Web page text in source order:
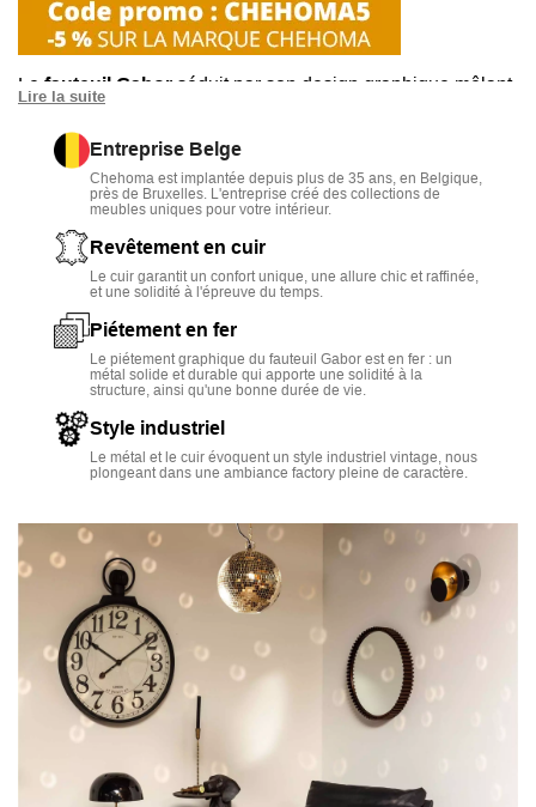
Le fauteuil Gabor séduit par son design graphique mêlant
Grâce à saprofondeur de 102 cm
de 45 cm, il offre une assise lounge relaxante.
coussin incliné
confort et maintien.
Fabriqué en cuir et métal, ce fauteuil combine élégance,
robustesse et durabilité, idéal pour un salon ou un espace
Lire la suite
Entreprise Belge
Chehoma est implantée depuis plus de 35 ans, en Belgique,
près de Bruxelles. L'entreprise créé des collections de
meubles uniques pour votre intérieur.
Revêtement en cuir
Le cuir garantit un confort unique, une allure chic et raffinée,
et une solidité à l'épreuve du temps.
Piétement en fer
Le piétement graphique du fauteuil Gabor est en fer : un
métal solide et durable qui apporte une solidité à la
structure, ainsi qu'une bonne durée de vie.
Style industriel
Le métal et le cuir évoquent un style industriel vintage, nous
plongeant dans une ambiance factory pleine de caractère.